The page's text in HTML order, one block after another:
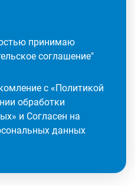
принимаю
соглашение"
с «Политикой
обработки
» и Согласен на
данных